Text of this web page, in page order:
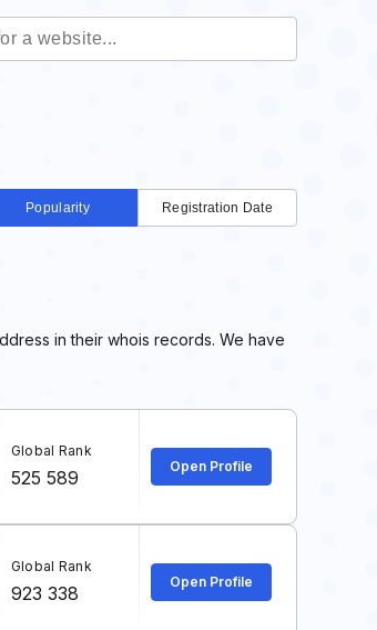
Popularity Registration Date
in their whois records. We have
Global Rank
525 589
Open Profile
Global Rank
923 338
Open Profile